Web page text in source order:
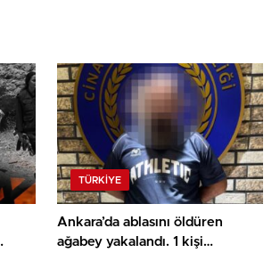
TÜRKIYE
Ankara’da ablasını öldüren
ağabey yakalandı. 1 kişi